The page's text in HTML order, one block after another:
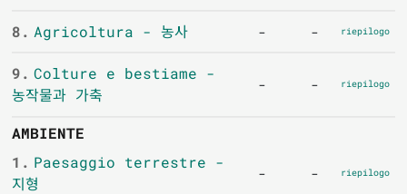
8. Agricoltura - 농사 - - riepilogo
9. Colture e bestiame -
농작물과 가축
- - riepilogo
AMBIENTE
1. Paesaggio terrestre -
지형
- - riepilogo